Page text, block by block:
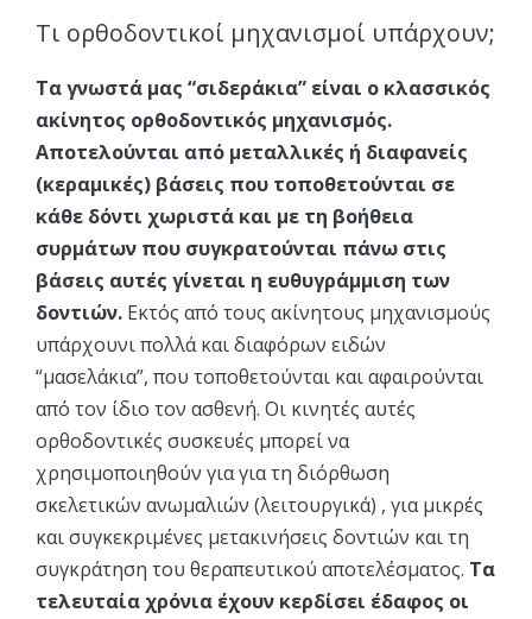
Τι ορθοδοντικοί μηχανισμοί υπάρχουν;
Τα γνωστά μας “σιδεράκια” είναι ο κλασσικός
ακίνητος ορθοδοντικός μηχανισμός.
Αποτελούνται από μεταλλικές ή διαφανείς
(κεραμικές) βάσεις που τοποθετούνται σε
κάθε δόντι χωριστά και με τη βοήθεια
συρμάτων που συγκρατούνται πάνω στις
βάσεις αυτές γίνεται η ευθυγράμμιση των
δοντιών. Εκτός από τους ακίνητους μηχανισμούς
υπάρχουνι πολλά και διαφόρων ειδών
“μασελάκια”, που τοποθετούνται και αφαιρούνται
από τον ίδιο τον ασθενή. Οι κινητές αυτές
ορθοδοντικές συσκευές μπορεί να
χρησιμοποιηθούν για για τη διόρθωση
σκελετικών ανωμαλιών (λειτουργικά) , για μικρές
και συγκεκριμένες μετακινήσεις δοντιών και τη
συγκράτηση του θεραπευτικού αποτελέσματος. Τα
τελευταία χρόνια έχουν κερδίσει έδαφος οι